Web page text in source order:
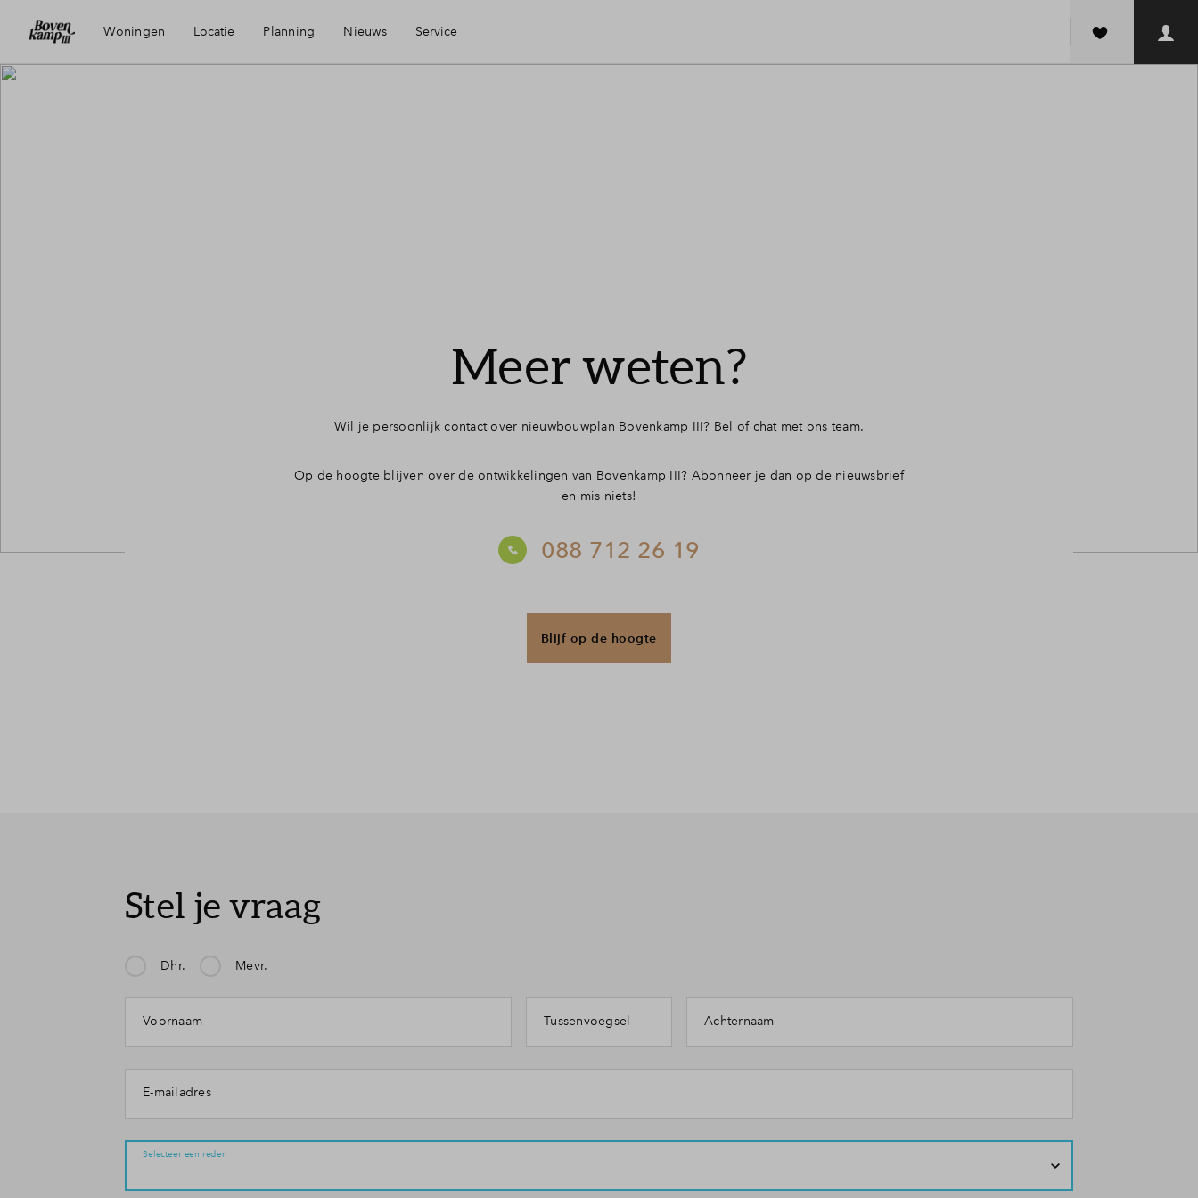
Woningen Locatie Planning Nieuws Service
Stappenplan bouwkavel
Meer weten?
Wil je persoonlijk contact over nieuwbouwplan Bovenkamp III? Bel of chat met ons team.
Op de hoogte blijven over de ontwikkelingen van Bovenkamp III? Abonneer je dan op de nieuwsbrief
en mis niets!
088 712 26 19
Blijf op de hoogte
Stel je vraag
Dhr. Mevr.
Voornaam Tussenvoegsel Achternaam
E-mailadres
Selecteer een reden
Mijn klacht gaat over: